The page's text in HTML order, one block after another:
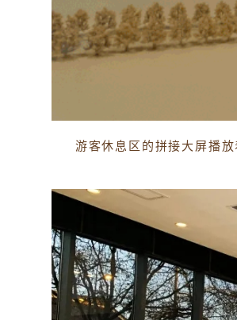
游客休息区的拼接大屏播